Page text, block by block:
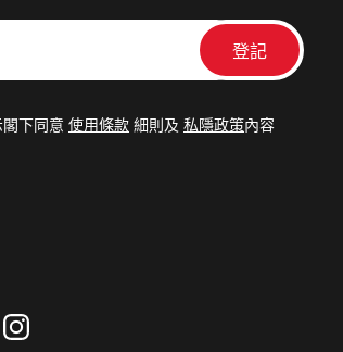
下同意 使用條款 細則及 私隱政策內容